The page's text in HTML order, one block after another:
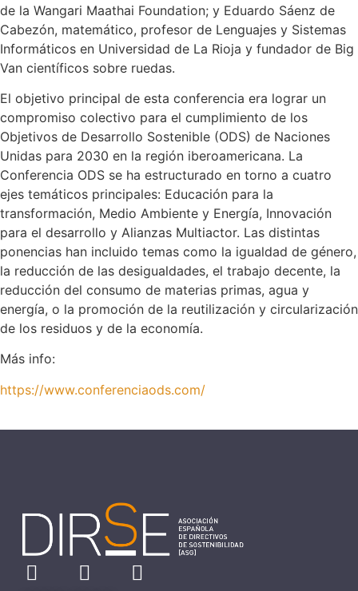
de la Wangari Maathai Foundation; y Eduardo Sáenz de
Cabezón, matemático, profesor de Lenguajes y Sistemas
Informáticos en Universidad de La Rioja y fundador de Big
Van científicos sobre ruedas.
El objetivo principal de esta conferencia era lograr un
compromiso colectivo para el cumplimiento de los
Objetivos de Desarrollo Sostenible (ODS) de Naciones
Unidas para 2030 en la región iberoamericana. La
Conferencia ODS se ha estructurado en torno a cuatro
ejes temáticos principales: Educación para la
transformación, Medio Ambiente y Energía, Innovación
para el desarrollo y Alianzas Multiactor. Las distintas
ponencias han incluido temas como la igualdad de género,
la reducción de las desigualdades, el trabajo decente, la
reducción del consumo de materias primas, agua y
energía, o la promoción de la reutilización y circularización
de los residuos y de la economía.
Más info:
https://www.conferenciaods.com/